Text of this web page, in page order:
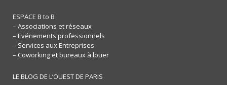
ESPACE B to B
– Associations et réseaux
– Evénements professionnels
– Services aux Entreprises
– Coworking et bureaux à louer
LE BLOG DE L’OUEST DE PARIS